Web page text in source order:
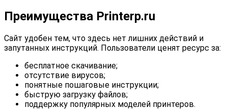
Преимущества Printerp.ru
Сайт удобен тем, что здесь нет лишних действий и
запутанных инструкций. Пользователи ценят ресурс за:
бесплатное скачивание;
отсутствие вирусов;
понятные пошаговые инструкции;
быструю загрузку файлов;
поддержку популярных моделей принтеров.